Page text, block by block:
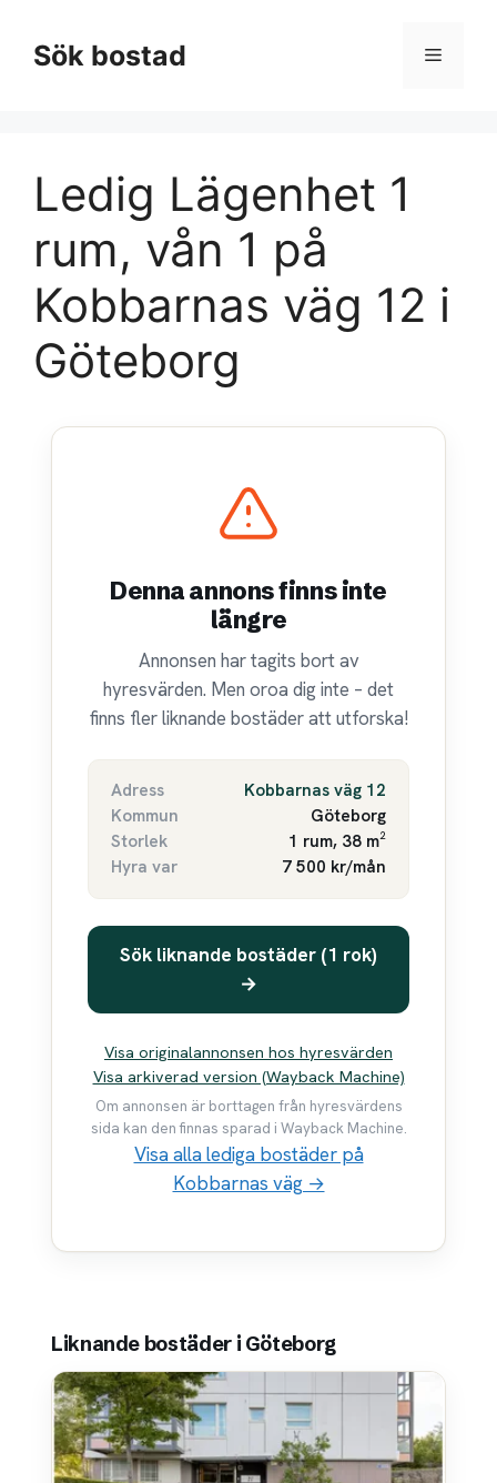
innehållSök bostad Meny
Ledig Lägenhet 1
rum, vån 1 på
Kobbarnas väg 12 i
Göteborg
Denna annons finns inte
längre
Annonsen har tagits bort av
hyresvärden. Men oroa dig inte – det
finns fler liknande bostäder att utforska!
Adress
Kobbarnas väg 12
Kommun
Göteborg
Storlek
1 rum, 38 m²
Hyra var
7 500 kr/mån
Sök liknande bostäder (1 rok)
→
Visa originalannonsen hos hyresvärden
Visa arkiverad version (Wayback Machine)
Om annonsen är borttagen från hyresvärdens
sida kan den finnas sparad i Wayback Machine.
Visa alla lediga bostäder på
Kobbarnas väg →
Liknande bostäder i Göteborg